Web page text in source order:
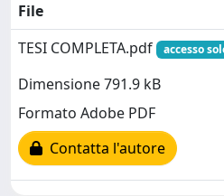
File
TESI COMPLETA.pdf
accesso
Dimensione 791.9 kB
Formato Adobe PDF
Contatta l'autore